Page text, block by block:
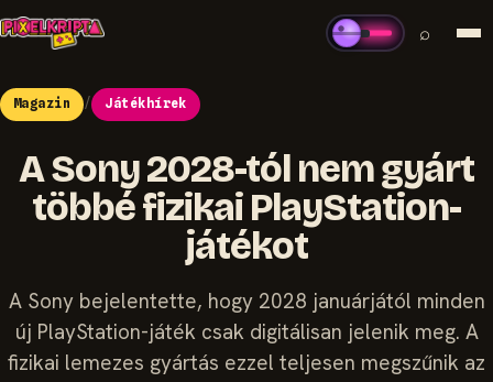
⌕
Magazin / Játékhírek
A Sony 2028-tól nem gyárt
többé fizikai PlayStation-
játékot
A Sony bejelentette, hogy 2028 januárjától minden
új PlayStation-játék csak digitálisan jelenik meg. A
fizikai lemezes gyártás ezzel teljesen megszűnik az